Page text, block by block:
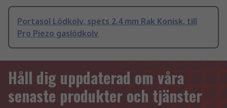
Portasol Lödkolv, spets 2.4 mm Rak Konisk, till
Pro Piezo gaslödkolv
Håll dig uppdaterad om våra
senaste produkter och tjänster